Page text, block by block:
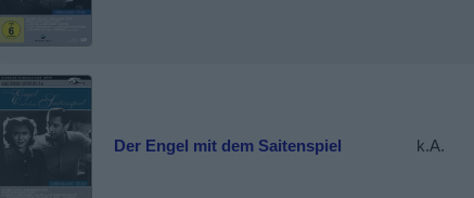
Der Engel mit dem Saitenspiel k.A.